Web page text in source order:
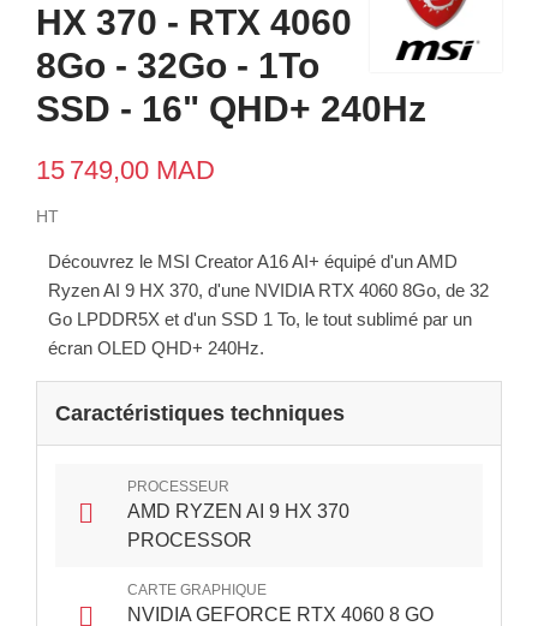
HX 370 - RTX 4060
8Go - 32Go - 1To
SSD - 16" QHD+ 240Hz
15 749,00 MAD
HT
Découvrez le MSI Creator A16 AI+ équipé d'un AMD
Ryzen AI 9 HX 370, d'une NVIDIA RTX 4060 8Go, de 32
Go LPDDR5X et d'un SSD 1 To, le tout sublimé par un
écran OLED QHD+ 240Hz.
Caractéristiques techniques
PROCESSEUR
AMD RYZEN AI 9 HX 370
PROCESSOR
CARTE GRAPHIQUE
NVIDIA GEFORCE RTX 4060 8 GO